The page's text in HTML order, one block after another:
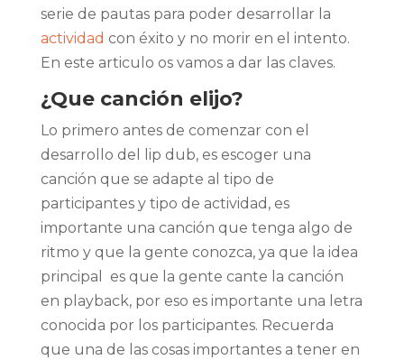
serie de pautas para poder desarrollar la
actividad con éxito y no morir en el intento.
En este articulo os vamos a dar las claves.
¿Que canción elijo?
Lo primero antes de comenzar con el
desarrollo del lip dub, es escoger una
canción que se adapte al tipo de
participantes y tipo de actividad, es
importante una canción que tenga algo de
ritmo y que la gente conozca, ya que la idea
principal es que la gente cante la canción
en playback, por eso es importante una letra
conocida por los participantes. Recuerda
que una de las cosas importantes a tener en